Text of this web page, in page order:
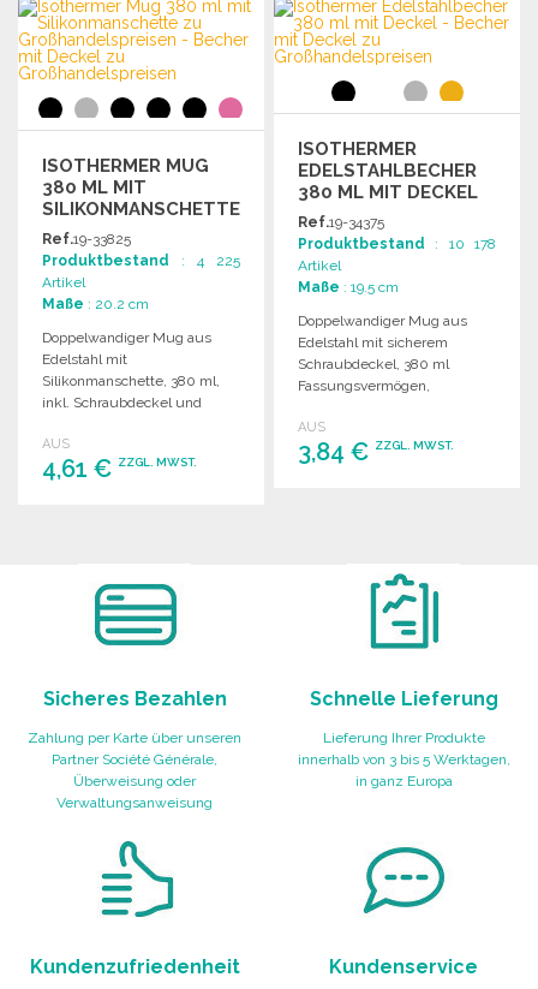
Angebot anfordern Angebot anfordern
ISOTHERMER MUG
380 ML MIT
SILIKONMANSCHETTE
Ref.19-33825
Produktbestand : 4 225
Artikel
Maße : 20.2 cm
Doppelwandiger Mug aus
Edelstahl mit
Silikonmanschette, 380 ml,
inkl. Schraubdeckel und
Geschenke.
AUS
4,61 € ZZGL. MWST.
ISOTHERMER
EDELSTAHLBECHER
380 ML MIT DECKEL
ZU
GROSSHANDELSPREISEN
Ref.19-34375
Produktbestand : 10 178
Artikel
Maße : 19.5 cm
Doppelwandiger Mug aus
Edelstahl mit sicherem
Schraubdeckel, 380 ml
Fassungsvermögen,
praktischem Trinkverschluss.
AUS
3,84 € ZZGL. MWST.
Sicheres Bezahlen
Zahlung per Karte über unseren
Partner Société Générale,
Überweisung oder
Verwaltungsanweisung
Schnelle Lieferung
Lieferung Ihrer Produkte
innerhalb von 3 bis 5 Werktagen,
in ganz Europa
Kundenzufriedenheit Kundenservice